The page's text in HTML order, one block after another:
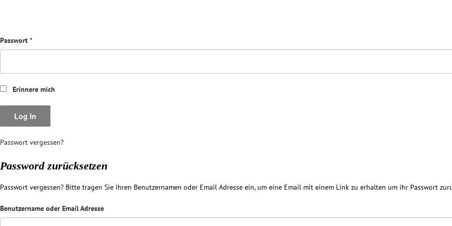
Passwort *
Erinnere mich
Passwort vergessen?
Password zurücksetzen
Passwort vergessen? Bitte tragen Sie ihren Benutzernamen oder Email Adresse ein, um eine Email mit einem Link zu erhalten um ihr Passwort
Benutzername oder Email Adresse